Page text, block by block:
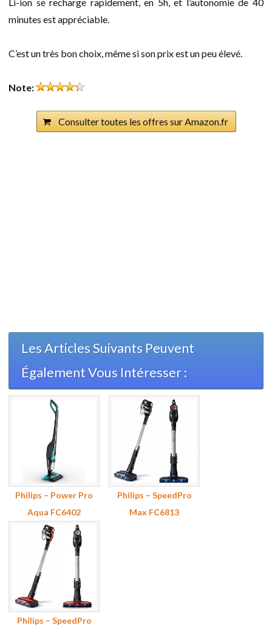
minutes est appréciable.
C’est un très bon choix, même si son prix est un peu élevé.
Note:
Consulter toutes les offres sur Amazon.fr
Les Articles Suivants Peuvent
Également Vous Intéresser :
Philips – Power Pro
Aqua FC6402
Philips – SpeedPro
Max FC6813
Philips – SpeedPro